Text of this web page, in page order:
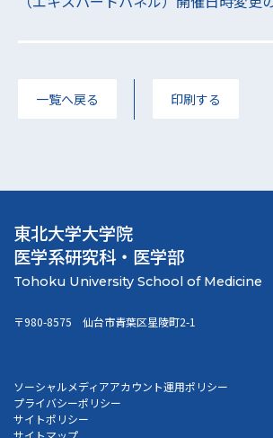
一覧へ戻る 印刷する
東北大学大学院
医学系研究科・医学部
〒980-8575 仙台市青葉区星陵町2-1
ソーシャルメディアアカウント運用ポリシー
プライバシーポリシー
サイトポリシー
サイトマップ